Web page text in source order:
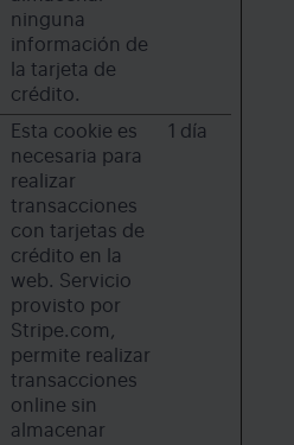
ninguna
información de
la tarjeta de
crédito.
Esta cookie es
necesaria para
realizar
transacciones
con tarjetas de
crédito en la
web. Servicio
provisto por
Stripe.com,
permite realizar
transacciones
online sin
almacenar
1 día